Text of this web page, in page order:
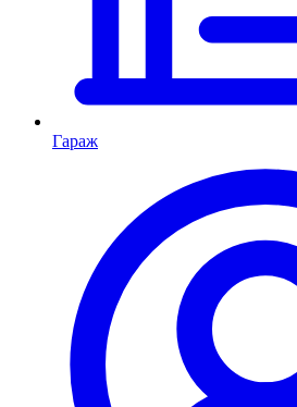
Гараж